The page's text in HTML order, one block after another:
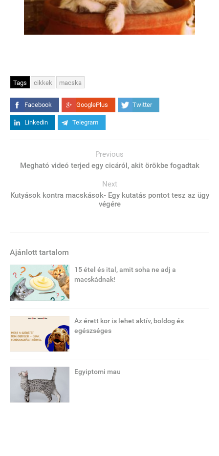
Tags cikkek macska
Facebook GooglePlus Twitter
Linkedin Telegram
Previous
Megható videó terjed egy cicáról, akit örökbe fogadtak
Next
Kutyások kontra macskások- Egy kutatás pontot tesz az ügy
végére
Ajánlott tartalom
15 étel és ital, amit soha ne adj a
macskádnak!
Az érett kor is lehet aktív, boldog és
egészséges
Egyiptomi mau